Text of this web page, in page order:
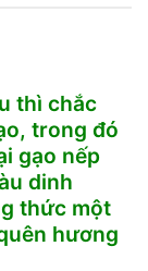
thì chắc
trong đó
gạo nếp
dinh
thức một
hương